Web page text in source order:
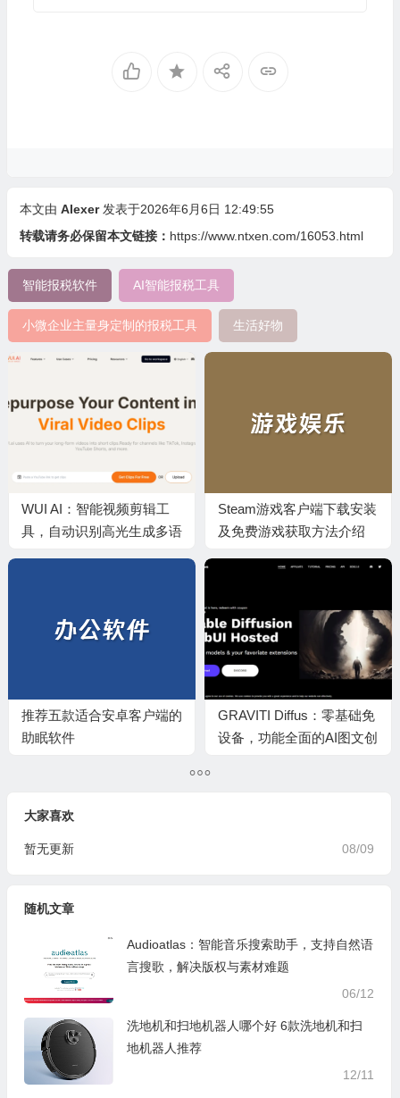
本文由 Alexer 发表于2026年6月6日 12:49:55
转载请务必保留本文链接： https://www.ntxen.com/16053.html
智能报税软件 AI智能报税工具
小微企业主量身定制的报税工具 生活好物
WUI AI：智能视频剪辑工
具，自动识别高光生成多语
Steam游戏客户端下载安装
及免费游戏获取方法介绍
推荐五款适合安卓客户端的
助眠软件
GRAVITI Diffus：零基础免
设备，功能全面的AI图文创
大家喜欢
08/09
暂无更新
随机文章
Audioatlas：智能音乐搜索助手，支持自然语
言搜歌，解决版权与素材难题
06/12
洗地机和扫地机器人哪个好 6款洗地机和扫
地机器人推荐
12/11